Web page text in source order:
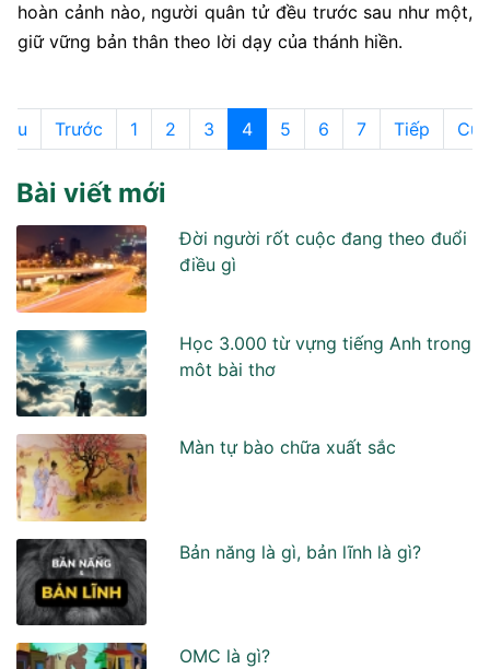
hoàn cảnh nào, người quân tử đều trước sau như một,
giữ vững bản thân theo lời dạy của thánh hiền.
Trước 1 2 3 4 5 6 7 Tiếp
Bài viết mới
Đời người rốt cuộc đang theo đuổi
điều gì
Học 3.000 từ vựng tiếng Anh trong
môt bài thơ
Màn tự bào chữa xuất sắc
Bản năng là gì, bản lĩnh là gì?
OMC là gì?